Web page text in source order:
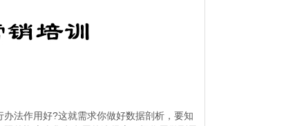
法作用好?这就需求你做好数据剖析，要知